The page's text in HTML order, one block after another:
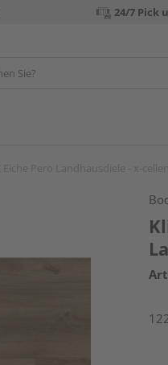
24/7 Pick